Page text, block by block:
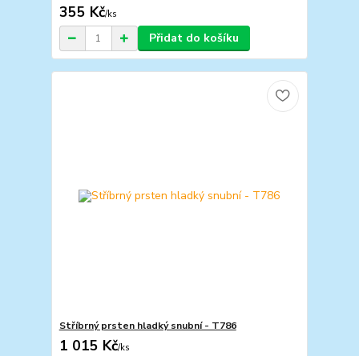
355 Kč/ks
Přidat do košíku
Stříbrný prsten hladký snubní - T786
1 015 Kč/ks